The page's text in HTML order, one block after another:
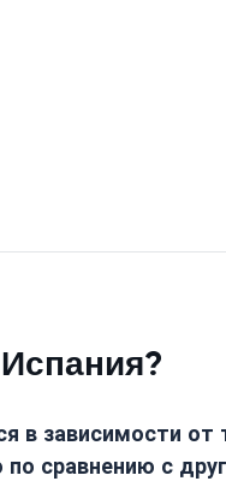
в зависимости
сравнению с